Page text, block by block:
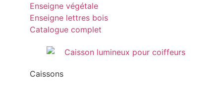
Enseigne végétale
Enseigne lettres bois
Catalogue complet
Caissons